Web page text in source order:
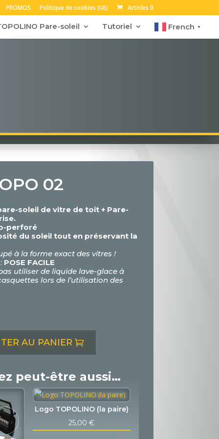
PROMOS Politique de cookies (UE) Articles 0
Pare-soleil Tutoriel French ▼
02
soleil de vitre de toit + Pare-
perforé
du soleil tout en préservant la
à la forme exact des vitres !
POSE FACILE
utiliser de liquide lave-glace à
lors de l’utilisation des
AU PANIER
peut-être aussi…
Logo TOPOLINO (la paire)
25,00€